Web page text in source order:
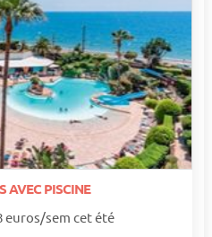
AVEC PISCINE
euros/sem cet été